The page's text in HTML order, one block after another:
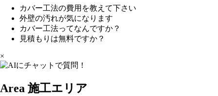
カバー工法の費用を教えて下さい
外壁の汚れが気になります
カバー工法ってなんですか？
見積もりは無料ですか？
×
Area 施工エリア